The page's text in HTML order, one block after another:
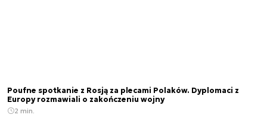
Poufne spotkanie z Rosją za plecami Polaków. Dyplomaci z
Europy rozmawiali o zakończeniu wojny
2 min.